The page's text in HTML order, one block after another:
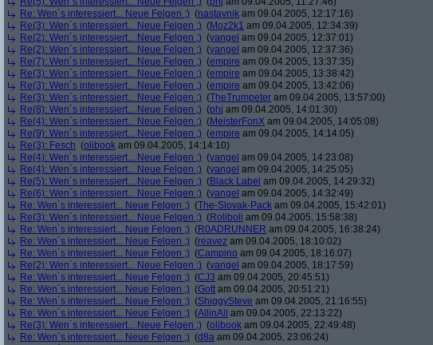
Re: Wen´s interessiert... Neue Felgen ;) (nastavnik am 09.04.2005, 12:17:16)
Re(3): Wen´s interessiert... Neue Felgen ;) (Moz2k1 am 09.04.2005, 12:34:39)
Re(2): Wen´s interessiert... Neue Felgen ;) (yangel am 09.04.2005, 12:37:01)
Re(2): Wen´s interessiert... Neue Felgen ;) (yangel am 09.04.2005, 12:37:36)
Re(7): Wen´s interessiert... Neue Felgen ;) (empire am 09.04.2005, 13:37:35)
Re(3): Wen´s interessiert... Neue Felgen ;) (empire am 09.04.2005, 13:38:42)
Re(3): Wen´s interessiert... Neue Felgen ;) (empire am 09.04.2005, 13:42:06)
Re(3): Wen´s interessiert... Neue Felgen ;) (TheTrumpeter am 09.04.2005, 13:57:00)
Re(8): Wen´s interessiert... Neue Felgen ;) (phj am 09.04.2005, 14:01:30)
Re(4): Wen´s interessiert... Neue Felgen ;) (MeisterFonX am 09.04.2005, 14:05:08)
Re(9): Wen´s interessiert... Neue Felgen ;) (empire am 09.04.2005, 14:14:05)
Re(3): Fesch (olibook am 09.04.2005, 14:14:10)
Re(4): Wen´s interessiert... Neue Felgen ;) (yangel am 09.04.2005, 14:23:08)
Re(4): Wen´s interessiert... Neue Felgen ;) (yangel am 09.04.2005, 14:25:05)
Re(5): Wen´s interessiert... Neue Felgen ;) (Black Label am 09.04.2005, 14:29:32)
Re(6): Wen´s interessiert... Neue Felgen ;) (yangel am 09.04.2005, 14:32:49)
Re: Wen´s interessiert... Neue Felgen ;) (The-Slovak-Pack am 09.04.2005, 15:42:01)
Re(3): Wen´s interessiert... Neue Felgen ;) (Roliboli am 09.04.2005, 15:58:38)
Re: Wen´s interessiert... Neue Felgen ;) (R0ADRUNNER am 09.04.2005, 16:38:24)
Re: Wen´s interessiert... Neue Felgen ;) (reavez am 09.04.2005, 18:10:02)
Re: Wen´s interessiert... Neue Felgen ;) (Campino am 09.04.2005, 18:16:07)
Re(2): Wen´s interessiert... Neue Felgen ;) (yangel am 09.04.2005, 18:17:59)
Re: Wen´s interessiert... Neue Felgen ;) (CJ3 am 09.04.2005, 20:45:51)
Re: Wen´s interessiert... Neue Felgen ;) (Gott am 09.04.2005, 20:51:21)
Re: Wen´s interessiert... Neue Felgen ;) (ShiggySteve am 09.04.2005, 21:16:55)
Re: Wen´s interessiert... Neue Felgen ;) (AllinAll
am 09.04.2005, 22:13:22)
Re(3): Wen´s interessiert... Neue Felgen ;) (olibook am 09.04.2005, 22:49:48)
Re: Wen´s interessiert... Neue Felgen ;) (d8a am 09.04.2005, 23:06:24)